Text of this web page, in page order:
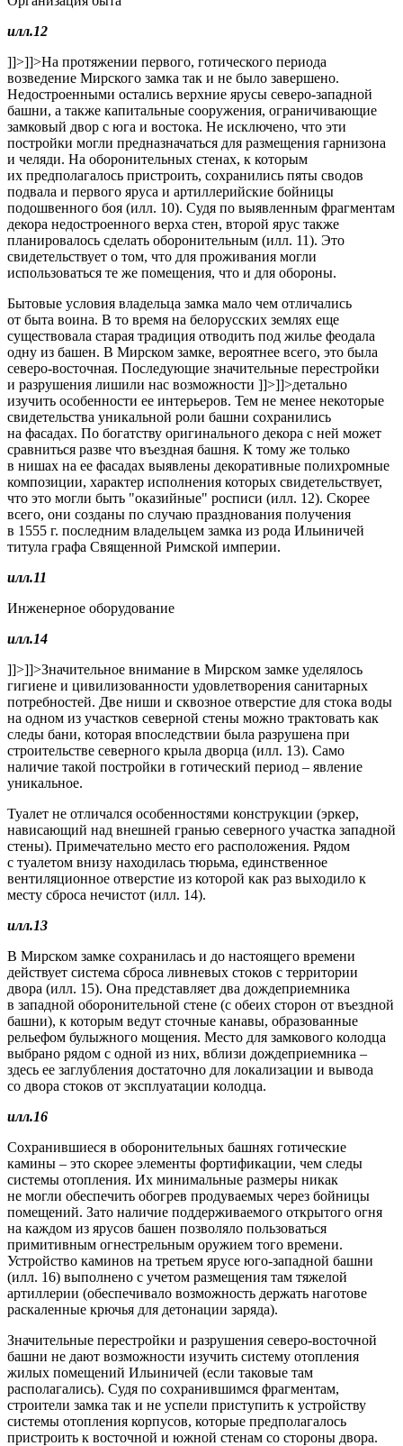
илл.12
]]>]]>На протяжении первого, готического периода
возведение Мирского замка так и не было завершено.
Недостроенными остались верхние ярусы северо-западной
башни, а также капитальные сооружения, ограничивающие
замковый двор с юга и востока. Не исключено, что эти
постройки могли предназначаться для размещения гарнизона
и челяди. На оборонительных стенах, к которым
их предполагалось пристроить, сохранились пяты сводов
подвала и первого яруса и артиллерийские бойницы
подошвенного боя (илл. 10). Судя по выявленным фрагментам
декора недостроенного верха стен, второй ярус также
планировалось сделать оборонительным (илл. 11). Это
свидетельствует о том, что для проживания могли
использоваться те же помещения, что и для обороны.
Бытовые условия владельца замка мало чем отличались
от быта воина. В то время на белорусских землях еще
существовала старая традиция отводить под жилье феодала
одну из башен. В Мирском замке, вероятнее всего, это была
северо-восточная. Последующие значительные перестройки
и разрушения лишили нас возможности ]]>]]>детально
изучить особенности ее интерьеров. Тем не менее некоторые
свидетельства уникальной роли башни сохранились
на фасадах. По богатству оригинального декора с ней может
сравниться разве что въездная башня. К тому же только
в нишах на ее фасадах выявлены декоративные полихромные
композиции, характер исполнения которых свидетельствует,
что это могли быть "оказийные" росписи (илл. 12). Скорее
всего, они созданы по случаю празднования получения
в 1555 г. последним владельцем замка из рода Ильиничей
титула графа Священной Римской империи.
илл.11
Инженерное оборудование
илл.14
]]>]]>Значительное внимание в Мирском замке уделялось
гигиене и цивилизованности удовлетворения санитарных
потребностей. Две ниши и сквозное отверстие для стока воды
на одном из участков северной стены можно трактовать как
следы бани, которая впоследствии была разрушена при
строительстве северного крыла дворца (илл. 13). Само
наличие такой постройки в готический период – явление
уникальное.
Туалет не отличался особенностями конструкции (эркер,
нависающий над внешней гранью северного участка западной
стены). Примечательно место его расположения. Рядом
с туалетом внизу находилась тюрьма, единственное
вентиляционное отверстие из которой как раз выходило к
месту сброса нечистот (илл. 14).
илл.13
В Мирском замке сохранилась и до настоящего времени
действует система сброса ливневых стоков с территории
двора (илл. 15). Она представляет два дождеприемника
в западной оборонительной стене (с обеих сторон от въездной
башни), к которым ведут сточные канавы, образованные
рельефом булыжного мощения. Место для замкового колодца
выбрано рядом с одной из них, вблизи дождеприемника –
здесь ее заглубления достаточно для локализации и вывода
со двора стоков от эксплуатации колодца.
илл.16
Сохранившиеся в оборонительных башнях готические
камины – это скорее элементы фортификации, чем следы
системы отопления. Их минимальные размеры никак
не могли обеспечить обогрев продуваемых через бойницы
помещений. Зато наличие поддерживаемого открытого огня
на каждом из ярусов башен позволяло пользоваться
примитивным огнестрельным оружием того времени.
Устройство каминов на третьем ярусе юго-западной башни
(илл. 16) выполнено с учетом размещения там тяжелой
артиллерии (обеспечивало возможность держать наготове
раскаленные крючья для детонации заряда).
Значительные перестройки и разрушения северо-восточной
башни не дают возможности изучить систему отопления
жилых помещений Ильиничей (если таковые там
располагались). Судя по сохранившимся фрагментам,
строители замка так и не успели приступить к устройству
системы отопления корпусов, которые предполагалось
пристроить к восточной и южной стенам со стороны двора.